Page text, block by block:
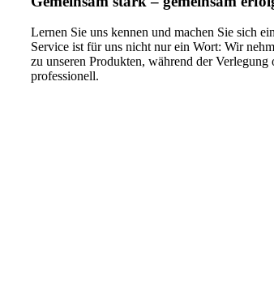
Lernen Sie uns kennen und machen Sie sich
Service ist für uns nicht nur ein Wort: Wir
zu unseren Produkten, während der
professionell.